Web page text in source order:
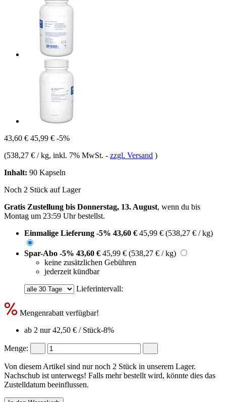
43,60 € 45,99 € -5%
(538,27 € / kg, inkl. 7% MwSt. - zzgl. Versand )
Inhalt: 90 Kapseln
Noch 2 Stück auf Lager
Gratis Zustellung bis Donnerstag, 13. August, wenn du bis
Montag um 23:59 Uhrbestellst.
Einmalige Lieferung -5% 43,60 € 45,99 € (538,27 € / kg)
Spar-Abo -5% 43,60 € 45,99 € (538,27 € / kg)
keine zusätzlichen Gebühren
jederzeit kündbar
Lieferintervall:
Mengenrabatt verfügbar!
ab 2 nur42,50 € / Stück-8%
Menge:
Von diesem Artikel sind nur noch 2 Stück in unserem Lager.
Nachschub ist unterwegs! Falls mehr bestellt wird, könnte dies das
Zustelldatum beeinflussen.